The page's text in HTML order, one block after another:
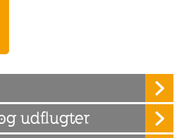
udflugter